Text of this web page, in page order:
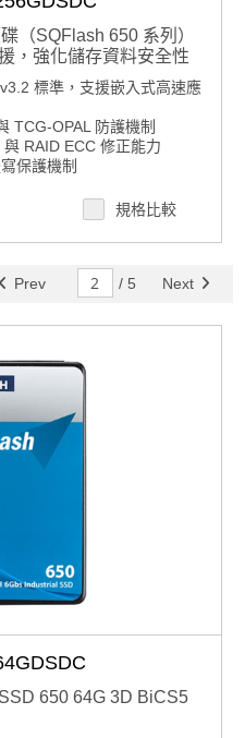
（SQFlash 650 系列）
，強化儲存資料安全性
標準，支援嵌入式高速應
TCG-OPAL 防護機制
RAID ECC 修正能力
保護機制
功能整合
場規劃 / 交期確認
規格比較
Prev / 5 Next
650 64G 3D BiCS5